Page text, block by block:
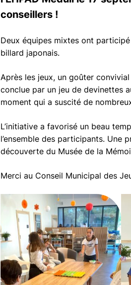
conseillers !
Deux équipes mixtes ont
billard japonais.
Après les jeux, un goûter
conclue par un jeu de devinettes
moment qui a suscité de
L’initiative a favorisé un beau
l’ensemble des participants. Une
découverte du Musée de la
Merci au Conseil Municipal des